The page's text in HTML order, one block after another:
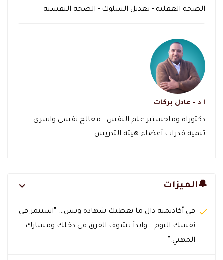
الصحه العقلية - تعديل السلوك - الصحه النفسية
ا د - عادل بركات
دكتوراه وماجستير علم النفس . معالج نفسي واسري .
تنمية قدرات أعضاء هيئة التدريس.
🔔الميزات
في أكاديمية دال ما نعطيك شهادة وبس… “استثمر في
نفسك اليوم… وابدأ تشوف الفرق في دخلك ومسارك
المهني.”